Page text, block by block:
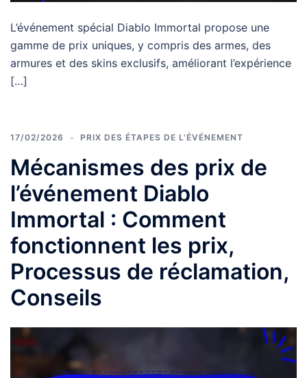
L’événement spécial Diablo Immortal propose une
gamme de prix uniques, y compris des armes, des
armures et des skins exclusifs, améliorant l’expérience
[…]
17/02/2026 PRIX DES ÉTAPES DE L'ÉVÉNEMENT
Mécanismes des prix de
l’événement Diablo
Immortal : Comment
fonctionnent les prix,
Processus de réclamation,
Conseils